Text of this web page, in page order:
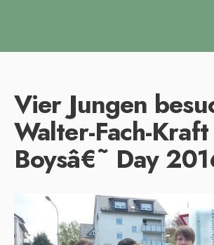
Vier Jungen
Walter-Fach-Kraft
Boysâ€˜ Day